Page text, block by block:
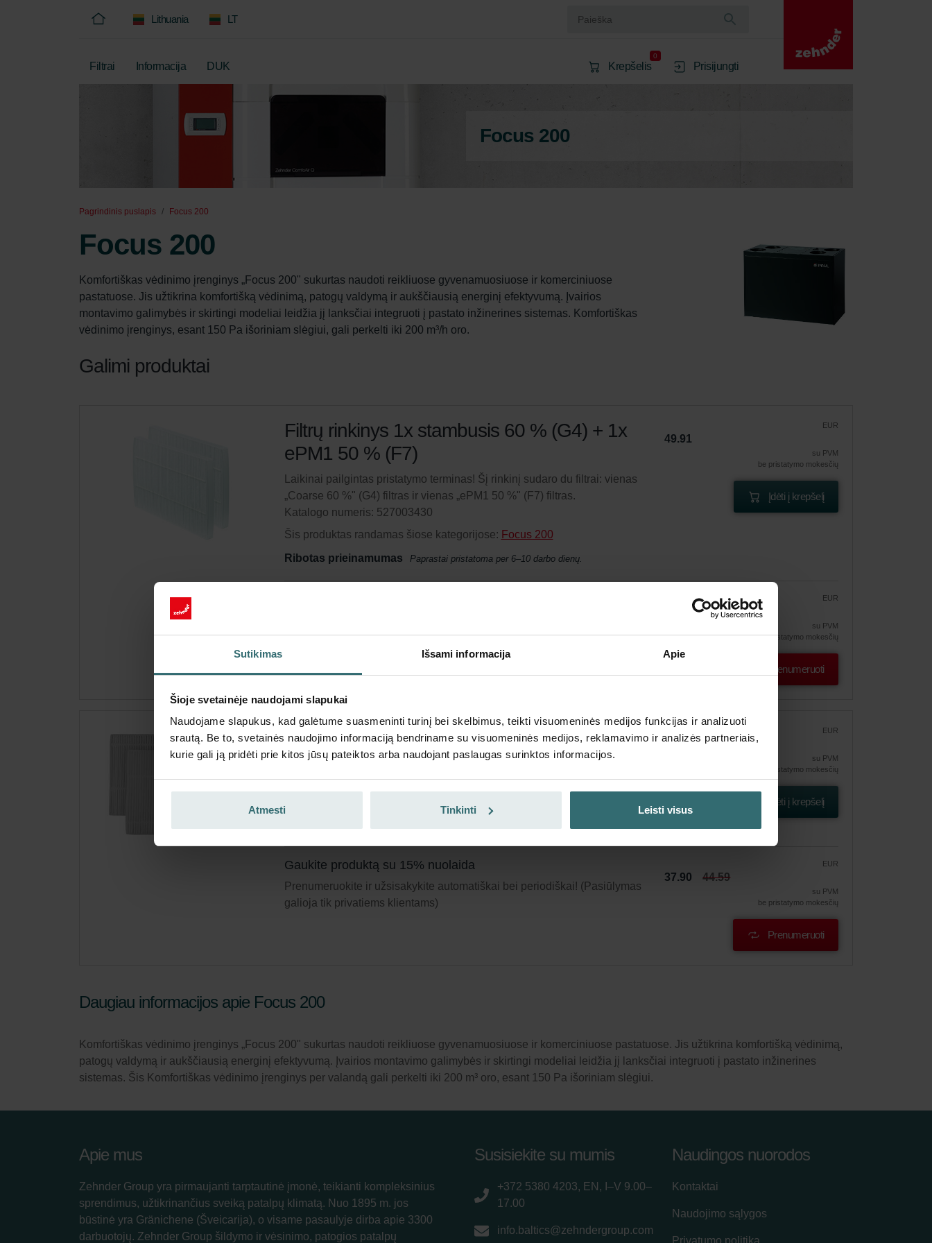
Sutikimas Išsami informacija Apie
Šioje svetainėje naudojami slapukai
Naudojame slapukus, kad galėtume suasmeninti turinį bei skelbimus, teikti visuomeninės medijos funkcijas ir analizuoti
srautą. Be to, svetainės naudojimo informaciją bendriname su visuomeninės medijos, reklamavimo ir analizės partneriais,
kurie gali ją pridėti prie kitos jūsų pateiktos arba naudojant paslaugas surinktos informacijos.
Atmesti Tinkinti Leisti visus
Lithuania LT
Filtrai Informacija DUK Krepšelis
0
Prisijungti
Focus 200
Pagrindinis puslapis Focus 200
Focus 200
Komfortiškas vėdinimo įrenginys „Focus 200" sukurtas naudoti reikliuose gyvenamuosiuose ir komerciniuose
pastatuose. Jis užtikrina komfortišką vėdinimą, patogų valdymą ir aukščiausią energinį efektyvumą. Įvairios
montavimo galimybės ir skirtingi modeliai leidžia jį lanksčiai integruoti į pastato inžinerines sistemas. Komfortiškas
vėdinimo įrenginys, esant 150 Pa išoriniam slėgiui, gali perkelti iki 200 m³/h oro.
Galimi produktai
Filtrų rinkinys 1x stambusis 60 % (G4) + 1x
ePM1 50 % (F7)
Laikinai pailgintas pristatymo terminas! Šį rinkinį sudaro du filtrai: vienas
„Coarse 60 %" (G4) filtras ir vienas „ePM1 50 %" (F7) filtras.
Katalogo numeris: 527003430
Šis produktas randamas šiose kategorijose: Focus 200
Ribotas prieinamumas
Paprastai pristatoma per 6–10 darbo dienų.
EUR
49.91
su PVM
be pristatymo mokesčių
Įdėti į krepšelį
galioja tik privatiems klientams)
EUR
42.43 49.91
su PVM
be pristatymo mokesčių
Prenumeruoti
Filtrų rinkinys 2x stambusis 60 % (G4)
Šį rinkinį sudaro 2 filtrai „Coarse 60 %" (G4).
Katalogo numeris: 527004260
EUR
44.59
su PVM
be pristatymo mokesčių
Įdėti į krepšelį
Gaukite produktą su 15% nuolaida
Prenumeruokite ir užsisakykite automatiškai bei periodiškai! (Pasiūlymas
galioja tik privatiems klientams)
EUR
37.90 44.59
su PVM
be pristatymo mokesčių
Prenumeruoti
Daugiau informacijos apie Focus 200
Komfortiškas vėdinimo įrenginys „Focus 200" sukurtas naudoti reikliuose gyvenamuosiuose ir komerciniuose pastatuose. Jis užtikrina komfortišką vėdinimą,
patogų valdymą ir aukščiausią energinį efektyvumą. Įvairios montavimo galimybės ir skirtingi modeliai leidžia jį lanksčiai integruoti į pastato inžinerines
sistemas. Šis Komfortiškas vėdinimo įrenginys per valandą gali perkelti iki 200 m³ oro, esant 150 Pa išoriniam slėgiui.
Apie mus
Zehnder Group yra pirmaujanti tarptautinė įmonė, teikianti kompleksinius
sprendimus, užtikrinančius sveiką patalpų klimatą. Nuo 1895 m. jos
būstinė yra Gränichene (Šveicarija), o visame pasaulyje dirba apie 3300
darbuotojų. Zehnder Group šildymo ir vėsinimo, patogios patalpų
Susisiekite su mumis
+372 5380 4203, EN, I–V 9.00–
17.00
info.baltics@zehndergroup.com
Naudingos nuorodos
Kontaktai
Naudojimo sąlygos
Privatumo politika